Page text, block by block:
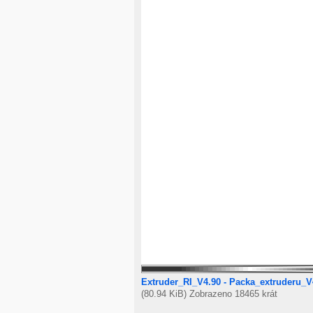
Extruder_RI_V4.90 -
(80.94 KiB) Zobrazeno 18465 krát